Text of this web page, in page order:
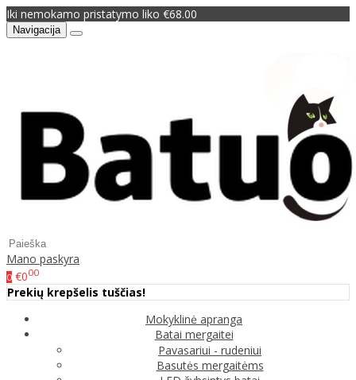
Iki nemokamo pristatymo liko €68.00
Navigacija
Mano paskyra
0 €000
Prekių krepšelis tuščias!
Mokyklinė apranga
Batai mergaitei
Pavasariui - rudeniui
Basutės mergaitėms